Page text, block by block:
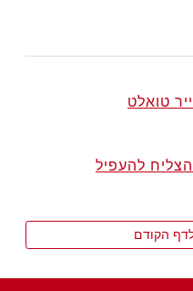
טואלט
הצליח להעפיל
הקודם